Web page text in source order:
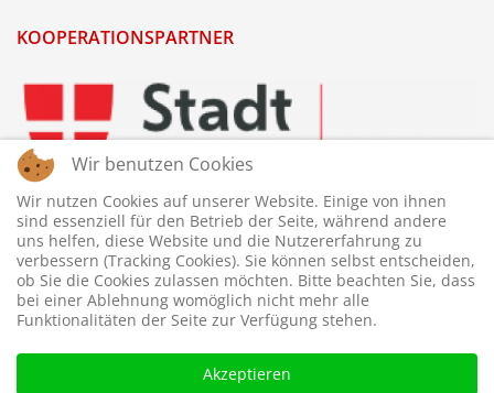
KOOPERATIONSPARTNER
Wir benutzen Cookies
Wir nutzen Cookies auf unserer Website. Einige von ihnen
sind essenziell für den Betrieb der Seite, während andere
uns helfen, diese Website und die Nutzererfahrung zu
verbessern (Tracking Cookies). Sie können selbst entscheiden,
ob Sie die Cookies zulassen möchten. Bitte beachten Sie, dass
bei einer Ablehnung womöglich nicht mehr alle
Funktionalitäten der Seite zur Verfügung stehen.
Akzeptieren